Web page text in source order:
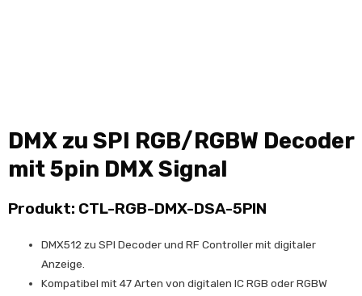
DMX zu SPI RGB/RGBW Decoder
mit 5pin DMX Signal
Produkt: CTL-RGB-DMX-DSA-5PIN
DMX512 zu SPI Decoder und RF Controller mit digitaler
Anzeige.
Kompatibel mit 47 Arten von digitalen IC RGB oder RGBW